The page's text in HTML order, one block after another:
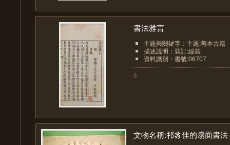
書法雅言
主題與關鍵字：主題:善本古籍
描述說明：裝訂:線裝
資料識別：書號:06707
8
文物名稱:祁豸佳的扇面書法